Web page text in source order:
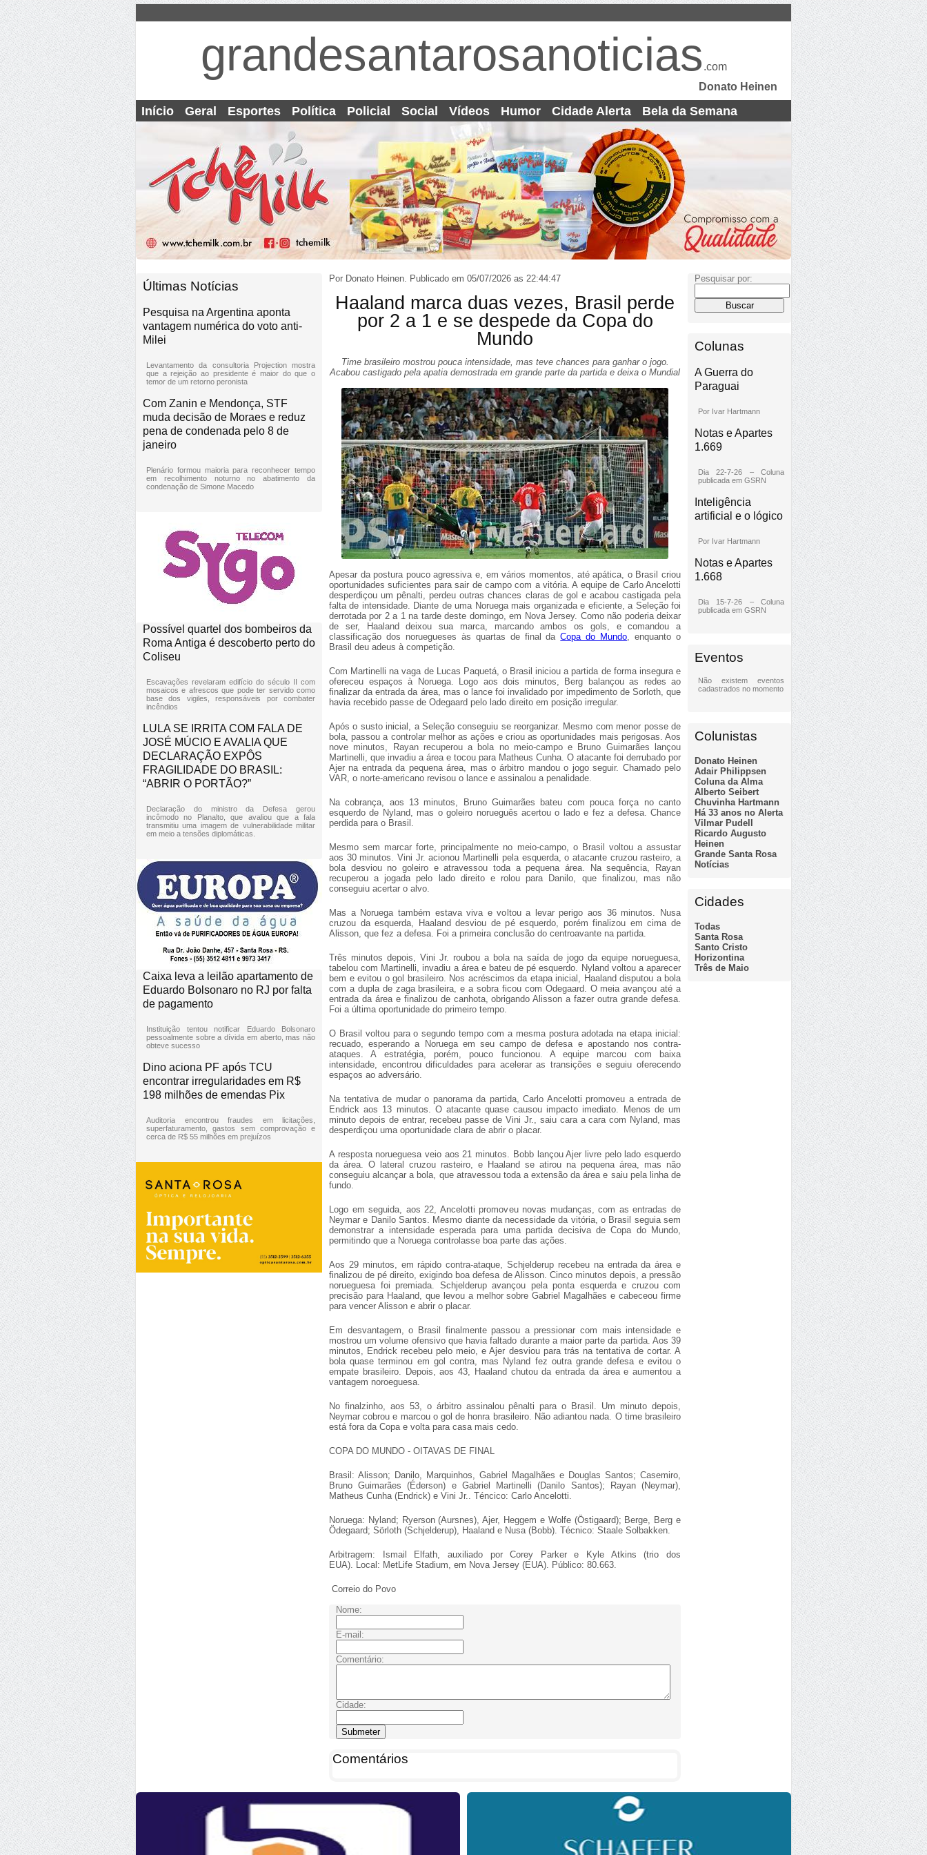
grandesantarosanoticias .com
Donato Heinen
Início Geral Esportes Política Policial Social Vídeos Humor Cidade Alerta Bela da Semana
Últimas Notícias
Pesquisa na Argentina aponta
vantagem numérica do voto anti-
Milei
Levantamento da consultoria Projection mostra
que a rejeição ao presidente é maior do que o
temor de um retorno peronista
Com Zanin e Mendonça, STF
muda decisão de Moraes e reduz
pena de condenada pelo 8 de
janeiro
Plenário formou maioria para reconhecer tempo
em recolhimento noturno no abatimento da
condenação de Simone Macedo
Possível quartel dos bombeiros da
Roma Antiga é descoberto perto do
Coliseu
Escavações revelaram edifício do século II com
mosaicos e afrescos que pode ter servido como
base dos vigiles, responsáveis por combater
incêndios
LULA SE IRRITA COM FALA DE
JOSÉ MÚCIO E AVALIA QUE
DECLARAÇÃO EXPÔS
FRAGILIDADE DO BRASIL:
“ABRIR O PORTÃO?”
Declaração do ministro da Defesa gerou
incômodo no Planalto, que avaliou que a fala
transmitiu uma imagem de vulnerabilidade militar
em meio a tensões diplomáticas.
Caixa leva a leilão apartamento de
Eduardo Bolsonaro no RJ por falta
de pagamento
Instituição tentou notificar Eduardo Bolsonaro
pessoalmente sobre a dívida em aberto, mas não
obteve sucesso
Dino aciona PF após TCU
encontrar irregularidades em R$
198 milhões de emendas Pix
Auditoria encontrou fraudes em licitações,
superfaturamento, gastos sem comprovação e
cerca de R$ 55 milhões em prejuízos
Por Donato Heinen. Publicado em 05/07/2026 as 22:44:47
Haaland marca duas vezes, Brasil perde
por 2 a 1 e se despede da Copa do
Mundo
Time brasileiro mostrou pouca intensidade, mas teve chances para ganhar o jogo.
Acabou castigado pela apatia demostrada em grande parte da partida e deixa o Mundial
Apesar da postura pouco agressiva e, em vários momentos, até apática, o Brasil criou
oportunidades suficientes para sair de campo com a vitória. A equipe de Carlo Ancelotti
desperdiçou um pênalti, perdeu outras chances claras de gol e acabou castigada pela
falta de intensidade. Diante de uma Noruega mais organizada e eficiente, a Seleção foi
derrotada por 2 a 1 na tarde deste domingo, em Nova Jersey. Como não poderia deixar
de ser, Haaland deixou sua marca, marcando ambos os gols, e comandou a
classificação dos noruegueses às quartas de final daCopa do Mundo, enquanto o
Brasil deu adeus à competição.
Com Martinelli na vaga de Lucas Paquetá, o Brasil iniciou a partida de forma insegura e
ofereceu espaços à Noruega. Logo aos dois minutos, Berg balançou as redes ao
finalizar da entrada da área, mas o lance foi invalidado por impedimento de Sorloth, que
havia recebido passe de Odegaard pelo lado direito em posição irregular.
Após o susto inicial, a Seleção conseguiu se reorganizar. Mesmo com menor posse de
bola, passou a controlar melhor as ações e criou as oportunidades mais perigosas. Aos
nove minutos, Rayan recuperou a bola no meio-campo e Bruno Guimarães lançou
Martinelli, que invadiu a área e tocou para Matheus Cunha. O atacante foi derrubado por
Ajer na entrada da pequena área, mas o árbitro mandou o jogo seguir. Chamado pelo
VAR, o norte-americano revisou o lance e assinalou a penalidade.
Na cobrança, aos 13 minutos, Bruno Guimarães bateu com pouca força no canto
esquerdo de Nyland, mas o goleiro norueguês acertou o lado e fez a defesa. Chance
perdida para o Brasil.
Mesmo sem marcar forte, principalmente no meio-campo, o Brasil voltou a assustar
aos 30 minutos. Vini Jr. acionou Martinelli pela esquerda, o atacante cruzou rasteiro, a
bola desviou no goleiro e atravessou toda a pequena área. Na sequência, Rayan
recuperou a jogada pelo lado direito e rolou para Danilo, que finalizou, mas não
conseguiu acertar o alvo.
Mas a Noruega também estava viva e voltou a levar perigo aos 36 minutos. Nusa
cruzou da esquerda, Haaland desviou de pé esquerdo, porém finalizou em cima de
Alisson, que fez a defesa. Foi a primeira conclusão do centroavante na partida.
Três minutos depois, Vini Jr. roubou a bola na saída de jogo da equipe norueguesa,
tabelou com Martinelli, invadiu a área e bateu de pé esquerdo. Nyland voltou a aparecer
bem e evitou o gol brasileiro. Nos acréscimos da etapa inicial, Haaland disputou a bola
com a dupla de zaga brasileira, e a sobra ficou com Odegaard. O meia avançou até a
entrada da área e finalizou de canhota, obrigando Alisson a fazer outra grande defesa.
Foi a última oportunidade do primeiro tempo.
O Brasil voltou para o segundo tempo com a mesma postura adotada na etapa inicial:
recuado, esperando a Noruega em seu campo de defesa e apostando nos contra-
ataques. A estratégia, porém, pouco funcionou. A equipe marcou com baixa
intensidade, encontrou dificuldades para acelerar as transições e seguiu oferecendo
espaços ao adversário.
Na tentativa de mudar o panorama da partida, Carlo Ancelotti promoveu a entrada de
Endrick aos 13 minutos. O atacante quase causou impacto imediato. Menos de um
minuto depois de entrar, recebeu passe de Vini Jr., saiu cara a cara com Nyland, mas
desperdiçou uma oportunidade clara de abrir o placar.
A resposta norueguesa veio aos 21 minutos. Bobb lançou Ajer livre pelo lado esquerdo
da área. O lateral cruzou rasteiro, e Haaland se atirou na pequena área, mas não
conseguiu alcançar a bola, que atravessou toda a extensão da área e saiu pela linha de
fundo.
Logo em seguida, aos 22, Ancelotti promoveu novas mudanças, com as entradas de
Neymar e Danilo Santos. Mesmo diante da necessidade da vitória, o Brasil seguia sem
demonstrar a intensidade esperada para uma partida decisiva de Copa do Mundo,
permitindo que a Noruega controlasse boa parte das ações.
Aos 29 minutos, em rápido contra-ataque, Schjelderup recebeu na entrada da área e
finalizou de pé direito, exigindo boa defesa de Alisson. Cinco minutos depois, a pressão
norueguesa foi premiada. Schjelderup avançou pela ponta esquerda e cruzou com
precisão para Haaland, que levou a melhor sobre Gabriel Magalhães e cabeceou firme
para vencer Alisson e abrir o placar.
Em desvantagem, o Brasil finalmente passou a pressionar com mais intensidade e
mostrou um volume ofensivo que havia faltado durante a maior parte da partida. Aos 39
minutos, Endrick recebeu pelo meio, e Ajer desviou para trás na tentativa de cortar. A
bola quase terminou em gol contra, mas Nyland fez outra grande defesa e evitou o
empate brasileiro. Depois, aos 43, Haaland chutou da entrada da área e aumentou a
vantagem noroeguesa.
No finalzinho, aos 53, o árbitro assinalou pênalti para o Brasil. Um minuto depois,
Neymar cobrou e marcou o gol de honra brasileiro. Não adiantou nada. O time brasileiro
está fora da Copa e volta para casa mais cedo.
COPA DO MUNDO - OITAVAS DE FINAL
Brasil: Alisson; Danilo, Marquinhos, Gabriel Magalhães e Douglas Santos; Casemiro,
Bruno Guimarães (Éderson) e Gabriel Martinelli (Danilo Santos); Rayan (Neymar),
Matheus Cunha (Endrick) e Vini Jr.. Téncico: Carlo Ancelotti.
Noruega: Nyland; Ryerson (Aursnes), Ajer, Heggem e Wolfe (Östigaard); Berge, Berg e
Ödegaard; Sörloth (Schjelderup), Haaland e Nusa (Bobb). Técnico: Staale Solbakken.
Arbitragem: Ismail Elfath, auxiliado por Corey Parker e Kyle Atkins (trio dos
EUA). Local: MetLife Stadium, em Nova Jersey (EUA). Público: 80.663.
Correio do Povo
Nome:
E-mail:
Comentário:
Cidade:
Comentários
Pesquisar por:
Colunas
A Guerra do
Paraguai
Por Ivar Hartmann
Notas e Apartes
1.669
Dia 22-7-26 – Coluna
publicada em GSRN
Inteligência
artificial e o lógico
Por Ivar Hartmann
Notas e Apartes
1.668
Dia 15-7-26 – Coluna
publicada em GSRN
Eventos
Não existem eventos
cadastrados no momento
Colunistas
Donato Heinen
Adair Philippsen
Coluna da Alma
Alberto Seibert
Chuvinha Hartmann
Há 33 anos no Alerta
Vilmar Pudell
Ricardo Augusto
Heinen
Grande Santa Rosa
Notícias
Cidades
Todas
Santa Rosa
Santo Cristo
Horizontina
Três de Maio